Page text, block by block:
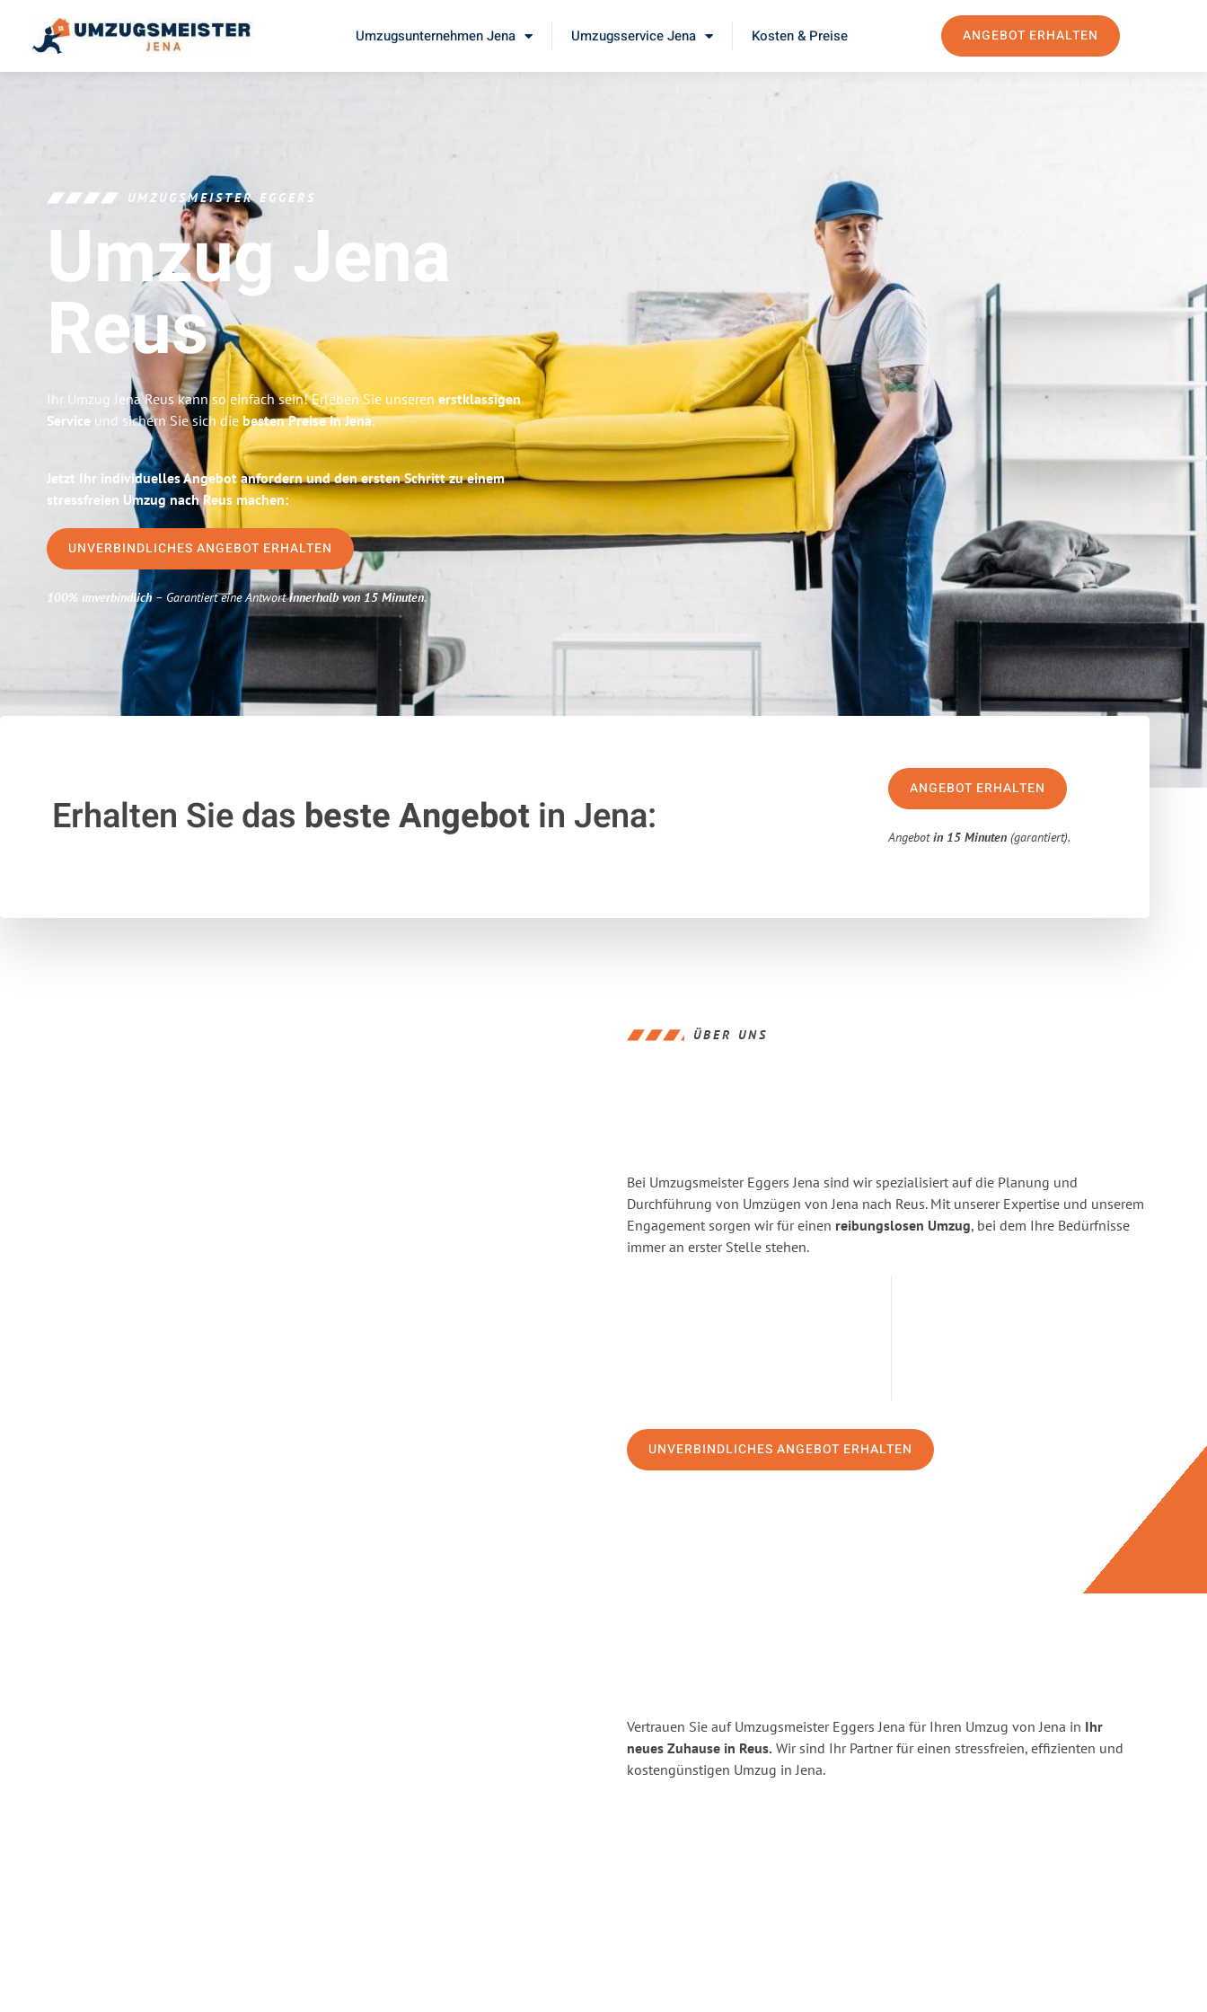
Umzugsunternehmen Jena Umzugsservice Jena Kosten & Preise ANGEBOT ERHALTEN
UMZUGSMEISTER EGGERS
Umzug Jena
Reus
Ihr Umzug Jena Reus kann so einfach sein! Erleben Sie unseren erstklassigen
Service und sichern Sie sich die besten Preise in Jena.
Jetzt Ihr individuelles Angebot anfordern und den ersten Schritt zu einem
stressfreien Umzug nach Reus machen:
UNVERBINDLICHES ANGEBOT ERHALTEN
100% unverbindlich– Garantiert eine Antwortinnerhalb von 15 Minuten.
Erhalten Sie das beste Angebotin Jena:
ANGEBOT ERHALTEN
Angebotin 15 Minuten (garantiert).
ÜBER UNS
Bei Umzugsmeister Eggers Jena sind wir spezialisiert auf die Planung und
Durchführung von Umzügen von Jena nach Reus. Mit unserer Expertise und unserem
Engagement sorgen wir für einen reibungslosen Umzug, bei dem Ihre Bedürfnisse
immer an erster Stelle stehen.
UNVERBINDLICHES ANGEBOT ERHALTEN
Vertrauen Sie auf Umzugsmeister Eggers Jena für Ihren Umzug von Jena in Ihr
neues Zuhause in Reus. Wir sind Ihr Partner für einen stressfreien, effizienten und
kostengünstigen Umzug in Jena.